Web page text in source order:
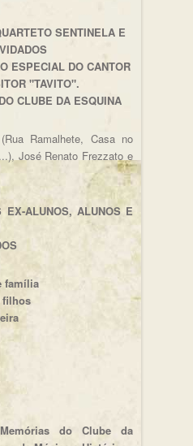
SENTINELA E
ESPECIAL DO CANTOR
"TAVITO".
CLUBE DA ESQUINA
(Rua Ramalhete, Casa no
José Renato Frezzato e
EX-ALUNOS, ALUNOS E
família
filhos
do Clube da